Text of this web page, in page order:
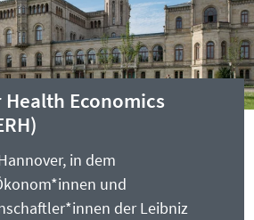
Health Economics
in dem
und
der Leibniz